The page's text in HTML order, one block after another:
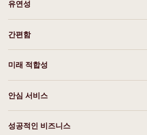
도를자랑하는 Performance Edition
Edition 중에서 하나를선택하여 작업
다. 유압식 툴의 자동 정렬 기능을 이
의 작업을 완수할 수 있습니다.
Optical Bend Guiding System
안내 기능 - Optical Bend Guiding
Dynamic crowning
다이내믹 크라우닝시스템은 Xpert
른 사이클타임이 특징입니다.
LAMS
다.
Optical Bend Guiding System
유연성
Increased stroke and daylight
확장된스트로크 - 폭이좁거나 높은프
을 쉽게절곡할 수있습니다.
Multi axes back gauge
간편함
ByVision Bending
사용자 인터페이스는사용법이 간편
Optical Bend Guiding System을통
미래 적합성
Energy Saver HYBRID & SERVO
reduction)
Bystronic의 작동 시스템에는 특수한
안심 서비스
Dynamic crowning
성공적인 비즈니스